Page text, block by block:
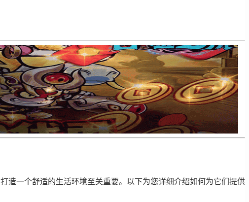
造一个舒适的生活环境至关重要。以下为您详细介绍如何为它们提供